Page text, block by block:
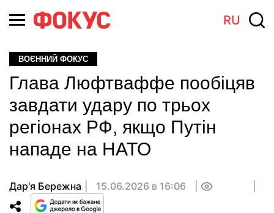
RU
ВОЄННИЙ ФОКУС
Глава Люфтваффе пообіцяв
завдати удару по трьох
регіонах РФ, якщо Путін
нападе на НАТО
Дар'я Бережна 15.06.2026 в 16:06